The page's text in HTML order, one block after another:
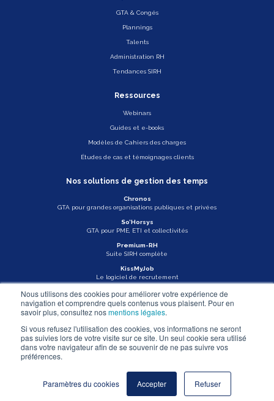
Nous utilisons des cookies pour améliorer votre expérience de
navigation et comprendre quels contenus vous plaisent. Pour en
savoir plus, consultez nosmentions légales.
Si vous refusez l'utilisation des cookies, vos informations ne seront
pas suivies lors de votre visite sur ce site. Un seul cookie sera utilisé
dans votre navigateur afin de se souvenir de ne pas suivre vos
préférences.
Paramètres du cookies Accepter Refuser
GTA & Congés
Plannings
Talents
Administration RH
Tendances SIRH
Ressources
Webinars
Guides et e-books
Modèles de Cahiers des charges
Études de cas et témoignages clients
Nos solutions de gestion des temps
Chronos
GTA pour grandes organisations publiques et privées
So’Horsys
GTA pour PME, ETI et collectivités
Premium-RH
Suite SIRH complète
KissMyJob
Le logiciel de recrutement
Veille légale
Nous contacter
Mentions légales